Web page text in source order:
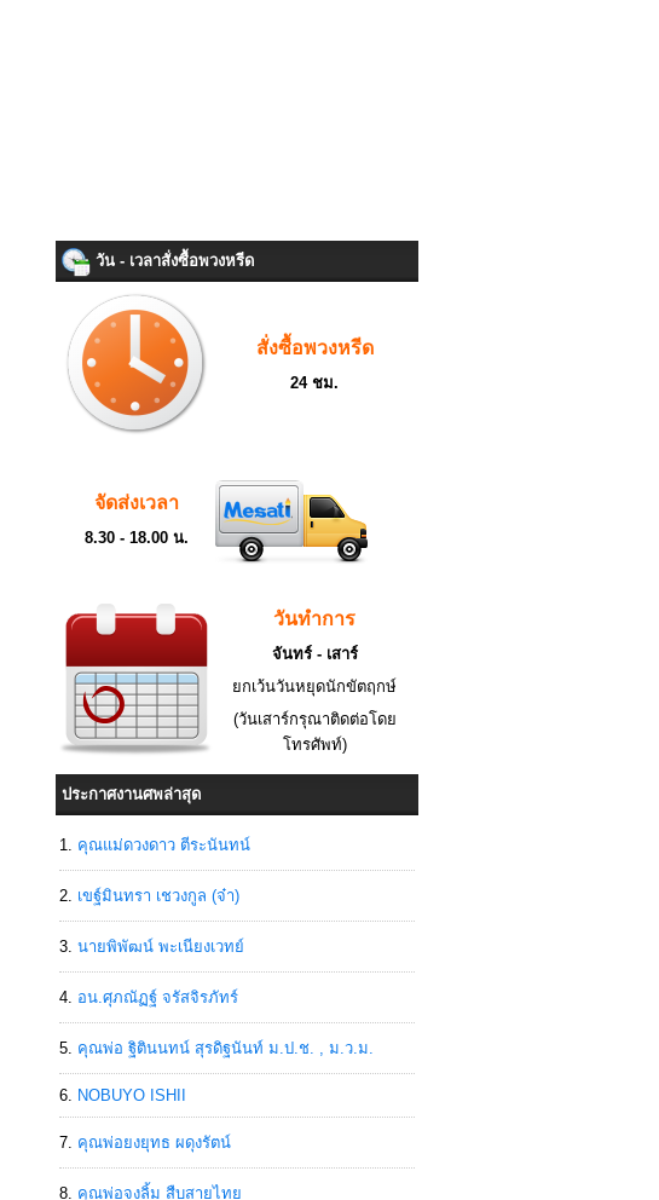
วัน - เวลาสั่งซื้อพวงหรีด
สั่งซื้อพวงหรีด
24 ชม.
จัดส่งเวลา
8.30 - 18.00 น.
วันทำการ
จันทร์ - เสาร์
ยกเว้นวันหยุดนักขัตฤกษ์
(วันเสาร์กรุณาติดต่อโดย
โทรศัพท์)
ประกาศงานศพล่าสุด
คุณแม่ดวงดาว ตีระนันทน์
เขฐ์มินทรา เชวงกูล (จ๋า)
นายพิพัฒน์ พะเนียงเวทย์
อน.ศุภณัฏฐ์ จรัสจิรภัทร์
คุณพ่อ ฐิตินนทน์ สุรดิฐนันท์ ม.ป.ช. , ม.ว.ม.
NOBUYO ISHII
คุณพ่อยงยุทธ ผดุงรัตน์
คุณพ่อจงลิ้ม สืบสายไทย